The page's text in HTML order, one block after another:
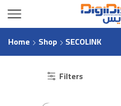
Home Shop SECOLINK
Filters